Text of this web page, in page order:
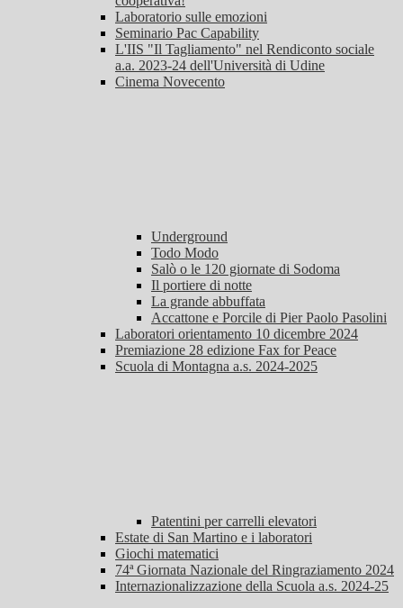
Laboratorio sulle emozioni
Seminario Pac Capability
L'IIS "Il Tagliamento" nel Rendiconto sociale
a.a. 2023-24 dell'Università di Udine
Cinema Novecento
Underground
Todo Modo
Salò o le 120 giornate di Sodoma
Il portiere di notte
La grande abbuffata
Accattone e Porcile di Pier Paolo Pasolini
Laboratori orientamento 10 dicembre 2024
Premiazione 28 edizione Fax for Peace
Scuola di Montagna a.s. 2024-2025
Patentini per carrelli elevatori
Estate di San Martino e i laboratori
Giochi matematici
74ª Giornata Nazionale del Ringraziamento 2024
Internazionalizzazione della Scuola a.s. 2024-25